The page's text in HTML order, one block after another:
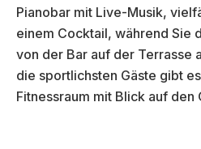
Pianobar mit Live-Musik,
einem Cocktail, während Sie
von der Bar auf der Terrasse
die sportlichsten Gäste gibt
Fitnessraum mit Blick auf den